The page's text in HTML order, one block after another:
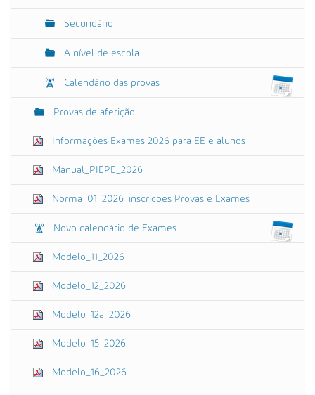
Secundário
A nível de escola
Calendário das provas
Provas de aferição
Informações Exames 2026 para EE e alunos
Manual_PIEPE_2026
Norma_01_2026_inscricoes Provas e Exames
Novo calendário de Exames
Modelo_11_2026
Modelo_12_2026
Modelo_12a_2026
Modelo_15_2026
Modelo_16_2026